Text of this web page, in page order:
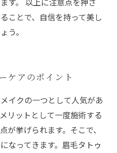
ことで、自信を持って美し
う。
ケアのポイント
イクの一つとして人気があ
リットとして一度施術する
が挙げられます。そこで、
なってきます。眉毛タトゥ